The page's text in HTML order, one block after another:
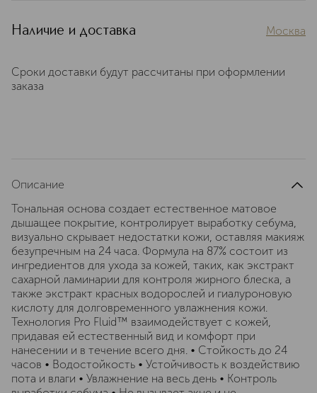
Наличие и доставка Москва
Сроки доставки будут рассчитаны при оформлении
заказа
Описание
Тональная основа создает естественное матовое
дышащее покрытие, контролирует выработку себума,
визуально скрывает недостатки кожи, оставляя макияж
безупречным на 24 часа. Формула на 87% состоит из
ингредиентов для ухода за кожей, таких, как экстракт
сахарной ламинарии для контроля жирного блеска, а
также экстракт красных водорослей и гиалуроновую
кислоту для долговременного увлажнения кожи.
Технология Pro Fluid™ взаимодействует с кожей,
придавая ей естественный вид и комфорт при
нанесении и в течение всего дня. • Стойкость до 24
часов • Водостойкость • Устойчивость к воздействию
пота и влаги • Увлажнение на весь день • Контроль